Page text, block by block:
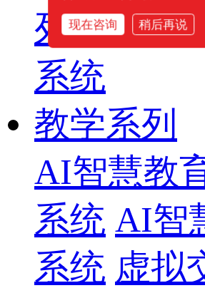
列 智慧影
系统
教学系列
AI智慧教
系统 AI智
系统 虚拟
现在咨询 稍后再说